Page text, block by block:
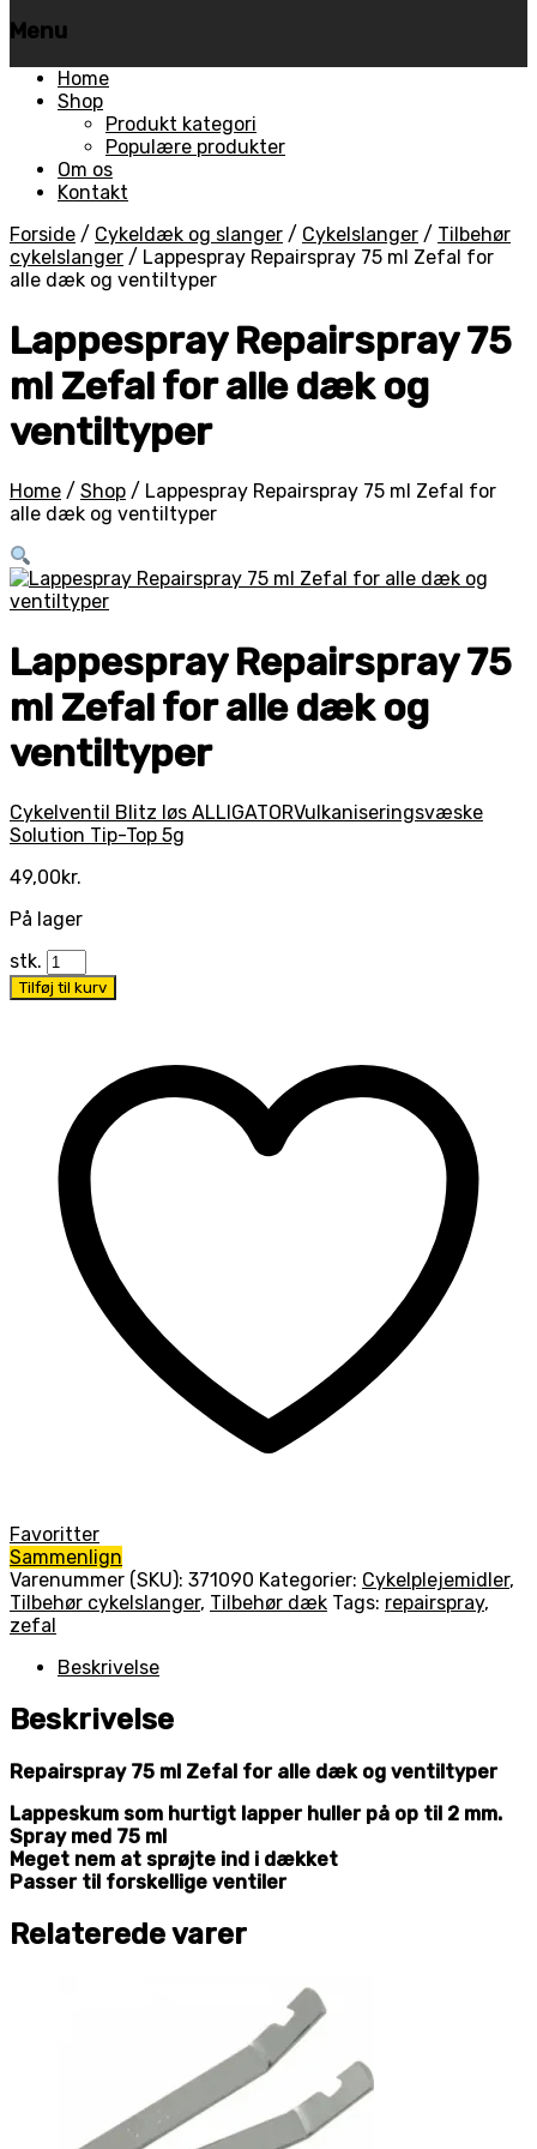
Menu
Skip
Home
Shop
Produkt kategori
Populære produkter
Om os
Kontakt
Forside / Cykeldæk og slanger / Cykelslanger / Tilbehør
cykelslanger / Lappespray Repairspray 75 ml Zefal for
alle dæk og ventiltyper
Lappespray Repairspray 75
ml Zefal for alle dæk og
ventiltyper
Home / Shop / Lappespray Repairspray 75 ml Zefal for
alle dæk og ventiltyper
Lappespray Repairspray 75
ml Zefal for alle dæk og
ventiltyper
Cykelventil Blitz løs ALLIGATORVulkaniseringsvæske
Solution Tip-Top 5g
49,00kr.
På lager
stk.
Tilføj til kurv
Favoritter
Sammenlign
Varenummer (SKU): 371090 Kategorier: Cykelplejemidler,
Tilbehør cykelslanger, Tilbehør dæk Tags: repairspray,
zefal
Beskrivelse
Beskrivelse
Repairspray 75 ml Zefal for alle dæk og ventiltyper
Lappeskum som hurtigt lapper huller på op til 2 mm.
Spray med 75 ml
Meget nem at sprøjte ind i dækket
Passer til forskellige ventiler
Relaterede varer